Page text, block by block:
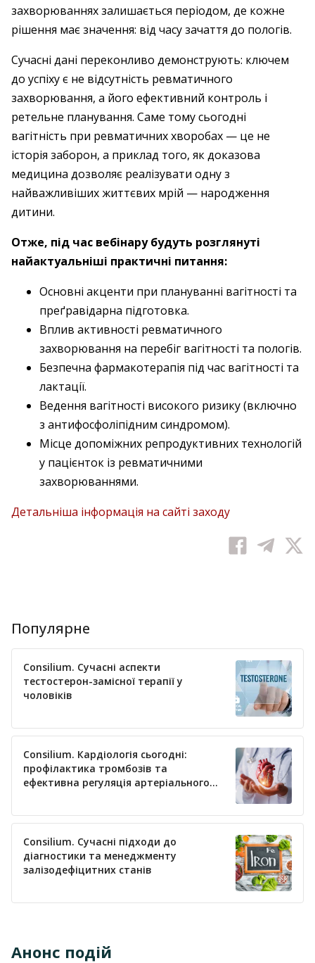
захворюваннях залишається періодом, де кожне
рішення має значення: від часу зачаття до пологів.
Сучасні дані переконливо демонструють: ключем
до успіху є не відсутність ревматичного
захворювання, а його ефективний контроль і
ретельне планування. Саме тому сьогодні
вагітність при ревматичних хворобах — це не
історія заборон, а приклад того, як доказова
медицина дозволяє реалізувати одну з
найважливіших життєвих мрій — народження
дитини.
Отже, під час вебінару будуть розглянуті
найактуальніші практичні питання:
Основні акценти при плануванні вагітності та
преґравідарна підготовка.
Вплив активності ревматичного
захворювання на перебіг вагітності та пологів.
Безпечна фармакотерапія під час вагітності та
лактації.
Ведення вагітності високого ризику (включно
з антифосфоліпідним синдромом).
Місце допоміжних репродуктивних технологій
у пацієнток із ревматичними
захворюваннями.
Детальніша інформація на сайті заходу
Популярне
Consilium. Сучасні аспекти
тестостерон-замісної терапії у
чоловіків
Consilium. Кардіологія сьогодні:
профілактика тромбозів та
ефективна регуляція артеріального
Consilium. Сучасні підходи до
діагностики та менеджменту
залізодефіцитних станів
Анонс подій